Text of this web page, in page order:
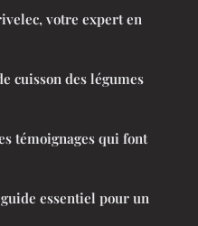
votre expert en
cuisson des légumes
témoignages qui font
essentiel pour un